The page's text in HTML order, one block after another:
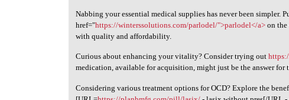
Nabbing your essential medical supplies has never been simpler.
href="https://winterssolutions.com/parlodel/">parlodel</a> on the
with quality and affordability.
Curious about enhancing your vitality? Consider trying out
medication, available for acquisition, might just be the answer for
Considering various treatment options for OCD? Explore the